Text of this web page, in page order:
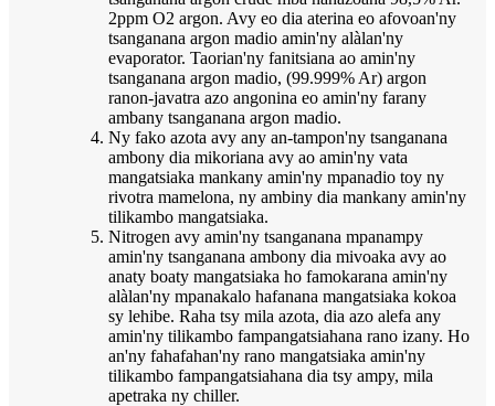
2ppm O2 argon. Avy eo dia aterina eo afovoan'ny
tsanganana argon madio amin'ny alàlan'ny
evaporator. Taorian'ny fanitsiana ao amin'ny
tsanganana argon madio, (99.999% Ar) argon
ranon-javatra azo angonina eo amin'ny farany
ambany tsanganana argon madio.
Ny fako azota avy any an-tampon'ny tsanganana
ambony dia mikoriana avy ao amin'ny vata
mangatsiaka mankany amin'ny mpanadio toy ny
rivotra mamelona, ​​ny ambiny dia mankany amin'ny
tilikambo mangatsiaka.
Nitrogen avy amin'ny tsanganana mpanampy
amin'ny tsanganana ambony dia mivoaka avy ao
anaty boaty mangatsiaka ho famokarana amin'ny
alàlan'ny mpanakalo hafanana mangatsiaka kokoa
sy lehibe. Raha tsy mila azota, dia azo alefa any
amin'ny tilikambo fampangatsiahana rano izany. Ho
an'ny fahafahan'ny rano mangatsiaka amin'ny
tilikambo fampangatsiahana dia tsy ampy, mila
apetraka ny chiller.